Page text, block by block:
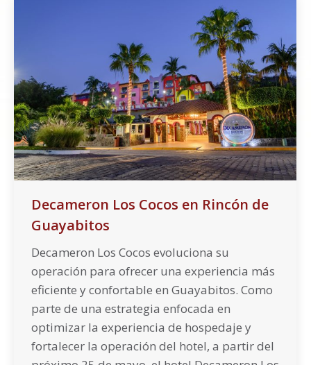
Decameron Los Cocos en Rincón de
Guayabitos
Decameron Los Cocos evoluciona su
operación para ofrecer una experiencia más
eficiente y confortable en Guayabitos. Como
parte de una estrategia enfocada en
optimizar la experiencia de hospedaje y
fortalecer la operación del hotel, a partir del